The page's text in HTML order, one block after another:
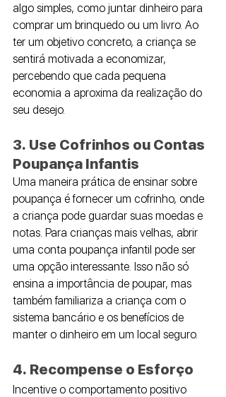
algo simples, como juntar dinheiro para
comprar um brinquedo ou um livro. Ao
ter um objetivo concreto, a criança se
sentirá motivada a economizar,
percebendo que cada pequena
economia a aproxima da realização do
seu desejo.
3. Use Cofrinhos ou Contas
Poupança Infantis
Uma maneira prática de ensinar sobre
poupança é fornecer um cofrinho, onde
a criança pode guardar suas moedas e
notas. Para crianças mais velhas, abrir
uma conta poupança infantil pode ser
uma opção interessante. Isso não só
ensina a importância de poupar, mas
também familiariza a criança com o
sistema bancário e os benefícios de
manter o dinheiro em um local seguro.
4. Recompense o Esforço
Incentive o comportamento positivo